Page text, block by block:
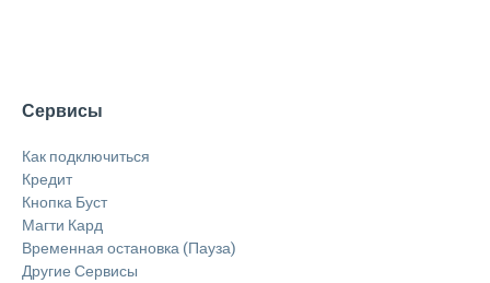
Сервисы
Как подключиться
Кредит
Кнопка Буст
Магти Кард
Временная остановка (Пауза)
Другие Сервисы